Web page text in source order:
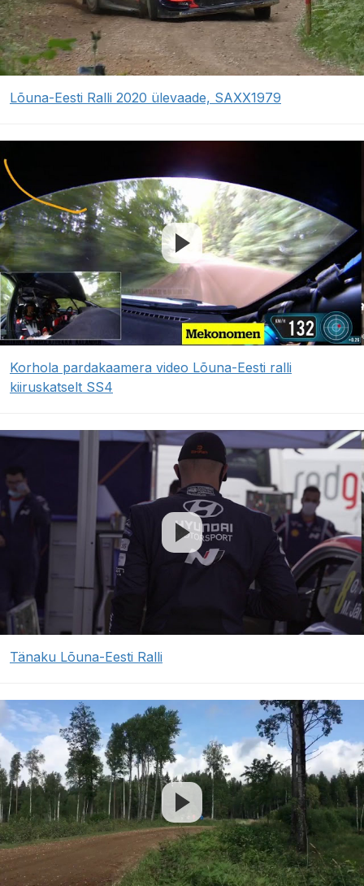
Lõuna-Eesti Ralli 2020 ülevaade, SAXX1979
Korhola pardakaamera video Lõuna-Eesti ralli
kiiruskatselt SS4
Tänaku Lõuna-Eesti Ralli